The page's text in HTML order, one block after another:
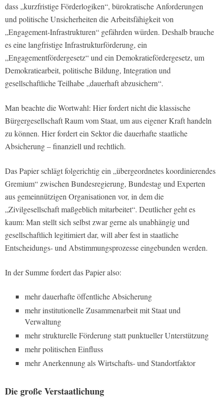
dass „kurzfristige Förderlogiken“, bürokratische Anforderungen
und politische Unsicherheiten die Arbeitsfähigkeit von
„Engagement-Infrastrukturen“ gefährden würden. Deshalb brauche
es eine langfristige Infrastrukturförderung, ein
„Engagementfördergesetz“ und ein Demokratiefördergesetz, um
Demokratiearbeit, politische Bildung, Integration und
gesellschaftliche Teilhabe „dauerhaft abzusichern“.
Man beachte die Wortwahl: Hier fordert nicht die klassische
Bürgergesellschaft Raum vom Staat, um aus eigener Kraft handeln
zu können. Hier fordert ein Sektor die dauerhafte staatliche
Absicherung – finanziell und rechtlich.
Das Papier schlägt folgerichtig ein „übergeordnetes koordinierendes
Gremium“ zwischen Bundesregierung, Bundestag und Experten
aus gemeinnützigen Organisationen vor, in dem die
„Zivilgesellschaft maßgeblich mitarbeitet“. Deutlicher geht es
kaum: Man stellt sich selbst zwar gerne als unabhängig und
gesellschaftlich legitimiert dar, will aber fest in staatliche
Entscheidungs- und Abstimmungsprozesse eingebunden werden.
In der Summe fordert das Papier also:
mehr dauerhafte öffentliche Absicherung
mehr institutionelle Zusammenarbeit mit Staat und
Verwaltung
mehr strukturelle Förderung statt punktueller Unterstützung
mehr politischen Einfluss
mehr Anerkennung als Wirtschafts- und Standortfaktor
Die große Verstaatlichung